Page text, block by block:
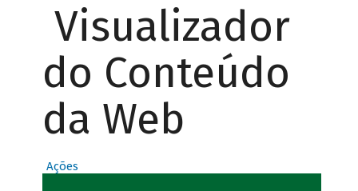
Visualizador
do Conteúdo
da Web
Ações